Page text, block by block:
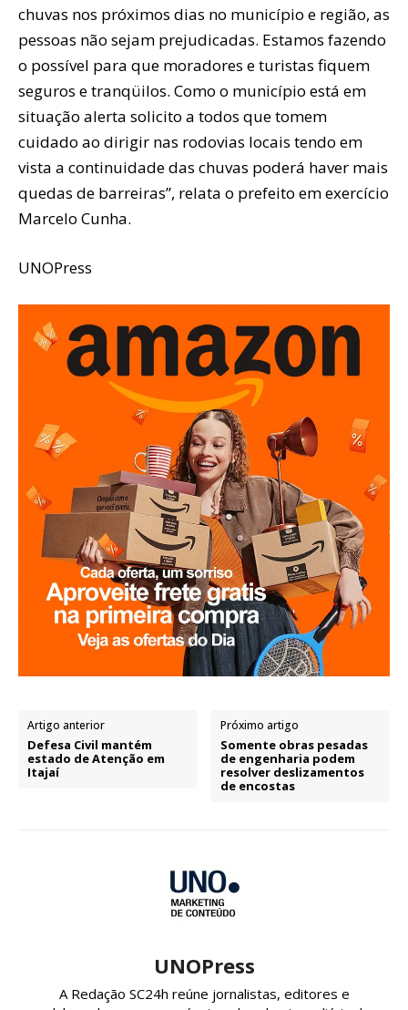
chuvas nos próximos dias no município e região, as
pessoas não sejam prejudicadas. Estamos fazendo
o possível para que moradores e turistas fiquem
seguros e tranqüilos. Como o município está em
situação alerta solicito a todos que tomem
cuidado ao dirigir nas rodovias locais tendo em
vista a continuidade das chuvas poderá haver mais
quedas de barreiras”, relata o prefeito em exercício
Marcelo Cunha.
UNOPress
Artigo anterior
Defesa Civil mantém
estado de Atenção em
Itajaí
Próximo artigo
Somente obras pesadas
de engenharia podem
resolver deslizamentos
de encostas
UNOPress
A Redação SC24h reúne jornalistas, editores e